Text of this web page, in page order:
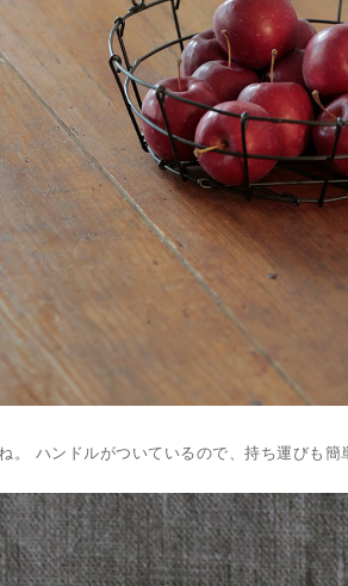
ハンドルがついているので、持ち運びも簡